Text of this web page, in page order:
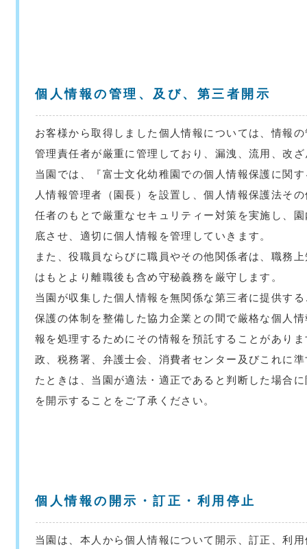
個人情報の管理、及び、第三者開示
お客様から取得しました個人情報については、情報
管理責任者が厳重に管理しており、漏洩、流用、改
当園では、『富士文化幼稚園での個人情報保護に関
人情報管理者（園長）を設置し、個人情報保護法そ
任者のもとで厳重なセキュリティー対策を実施し、
底させ、適切に個人情報を管理していきます。
また、役職員ならびに職員やその他関係者は、職務
はもとより離職後も含め守秘義務を厳守します。
当園が収集した個人情報を無関係な第三者に提供す
保護の体制を整備した協力企業との間で厳格な個人
報を処理するためにその情報を預託することがあり
政、税務署、弁護士会、消費者センター及びこれに
たときは、当園が適法・適正であると判断した場合
を開示することをご了承ください。
個人情報の開示・訂正・利用停止
当園は、本人から個人情報について開示、訂正、利